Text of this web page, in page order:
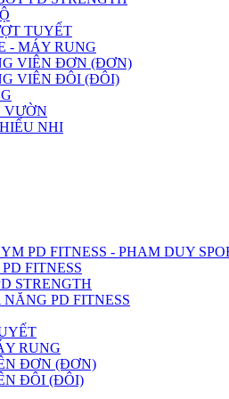
TUYẾT
- MÁY RUNG
VIÊN ĐƠN (ĐƠN)
VIÊN ĐÔI (ĐÔI)
VƯỜN
NHI
PD FITNESS - PHAM DUY
FITNESS
STRENGTH
PD FITNESS
RUNG
ĐƠN (ĐƠN)
ĐÔI (ĐÔI)